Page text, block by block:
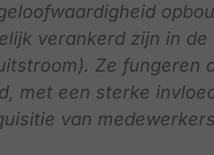
verankerd zijn in
Ze fungeren
met een sterke
van